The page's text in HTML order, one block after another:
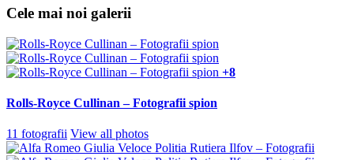
Cele mai noi galerii
+8
Rolls-Royce Cullinan – Fotografii spion
11 fotografii View all photos